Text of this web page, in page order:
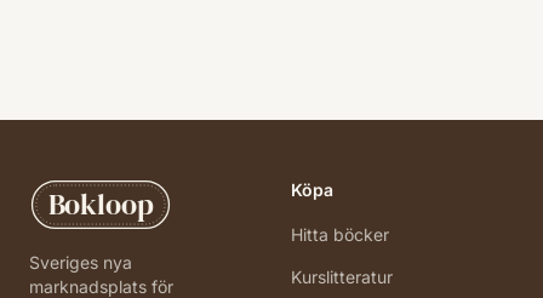
Bokloop
Sveriges nya
marknadsplats för
Köpa
Hitta böcker
Kurslitteratur